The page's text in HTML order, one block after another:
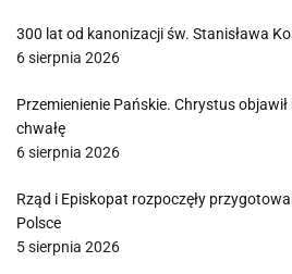
300 lat od kanonizacji św. Stanisława
6 sierpnia 2026
Przemienienie Pańskie. Chrystus
chwałę
6 sierpnia 2026
Rząd i Episkopat rozpoczęły
Polsce
5 sierpnia 2026